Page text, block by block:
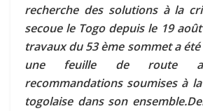
recherche des solutions à la
secoue le Togo depuis le 19
travaux du 53 ème sommet a
une feuille de route
recommandations soumises à
togolaise dans son